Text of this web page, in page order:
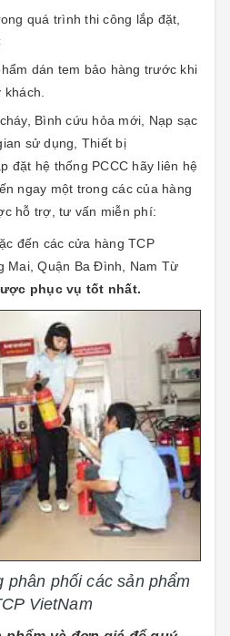
quá trình thi công lắp đặt,
dán tem bảo hàng trước khi
khách.
Bình cứu hỏa mới, Nạp sạc
sử dụng, Thiết bị
đặt hệ thống PCCC hãy liên hệ
ngay một trong các của hàng
hỗ trợ, tư vấn miễn phí:
đến các cửa hàng TCP
Mai, Quận Ba Đình, Nam Từ
phục vụ tốt nhất.
phân phối các sản phẩm
VietNam